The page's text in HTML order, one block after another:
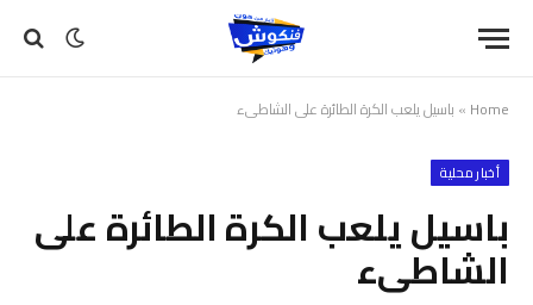
Home
» باسيل يلعب الكرة الطائرة على الشاطىء
أخبار محلية
باسيل يلعب الكرة الطائرة على
الشاطىء